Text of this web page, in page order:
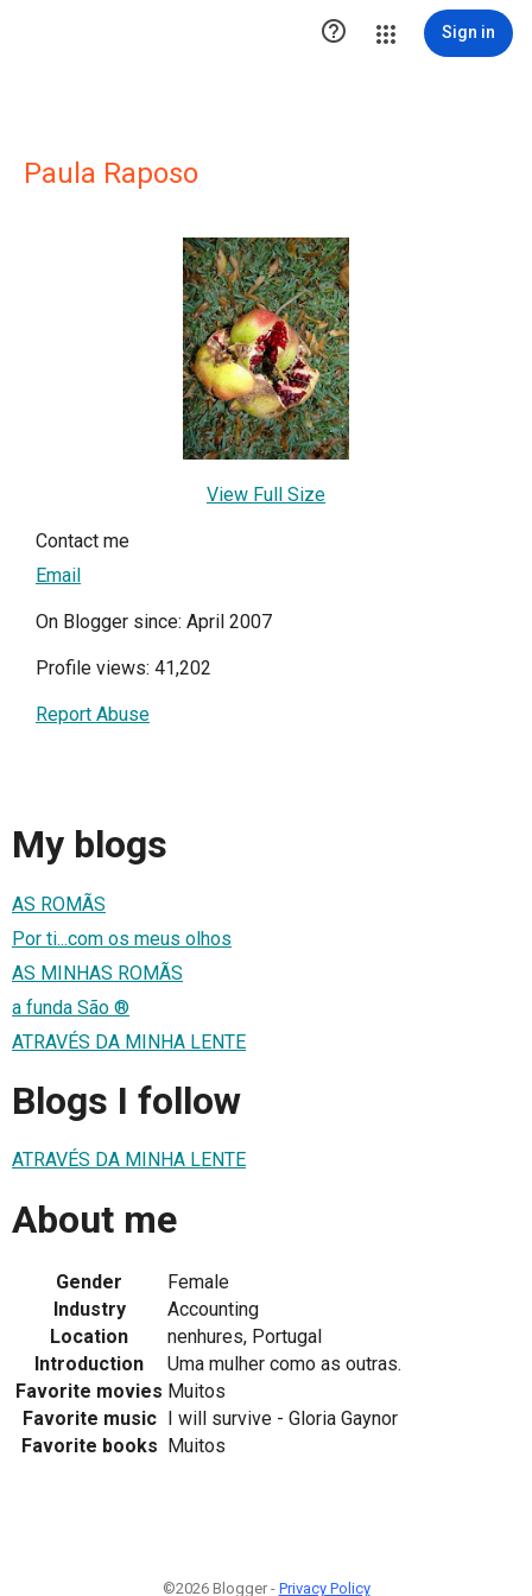
 Sign in
Paula Raposo
View Full Size
Contact me
Email
On Blogger since: April 2007
Profile views: 41,202
Report Abuse
My blogs
AS ROMÃS
Por ti...com os meus olhos
AS MINHAS ROMÃS
a funda São ®
ATRAVÉS DA MINHA LENTE
Blogs I follow
ATRAVÉS DA MINHA LENTE
About me
Gender
Female
Industry
Accounting
Location
nenhures, Portugal
Introduction
Uma mulher como as outras.
Favorite movies Muitos
Favorite music
I will survive - Gloria Gaynor
Favorite books
Muitos
©2026 Blogger - Privacy Policy